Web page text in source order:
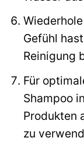
Gefühl
Reinigung
Für
Shampoo
Produkten
zu